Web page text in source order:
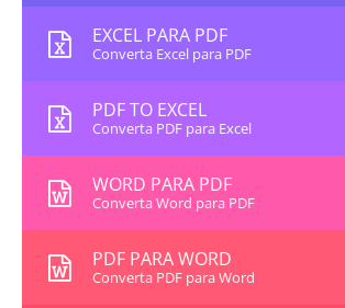
EXCEL PARA PDF
Converta Excel para PDF
PDF TO EXCEL
Converta PDF para Excel
WORD PARA PDF
Converta Word para PDF
PDF PARA WORD
Converta PDF para Word